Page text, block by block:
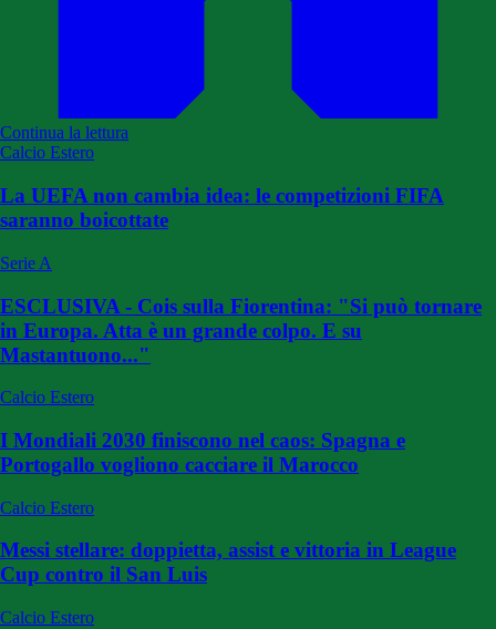
Continua la lettura
Calcio Estero
La UEFA non cambia idea: le competizioni FIFA
saranno boicottate
Serie A
ESCLUSIVA - Cois sulla Fiorentina: "Si può tornare
in Europa. Atta è un grande colpo. E su
Mastantuono..."
Calcio Estero
I Mondiali 2030 finiscono nel caos: Spagna e
Portogallo vogliono cacciare il Marocco
Calcio Estero
Messi stellare: doppietta, assist e vittoria in League
Cup contro il San Luis
Calcio Estero